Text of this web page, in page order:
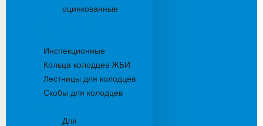
оцинкованные
Инспекционные
Кольца колодцев ЖБИ
Лестницы для колодцев
Скобы для колодцев
Для